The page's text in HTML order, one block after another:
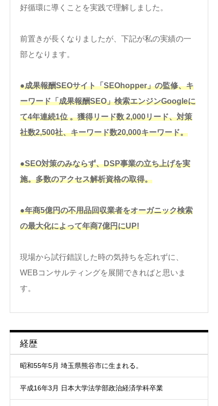
好循環に導くことを実践で理解しました。
前置きが長くなりましたが、下記が私の実績の一
部となります。
●成果報酬SEOサイト「SEOhopper」の監修、キ
ーワード「成果報酬SEO」検索エンジンGoogleに
て4年連続1位 。獲得リード数 2,000リード、対策
社数2,500社、キーワード数20,000キーワード。
●SEO対策のみならず、DSP事業の立ち上げを実
施。多数のアクセス解析資格の取得。
●年商5億円の不用品回収業者をオーガニック検索
の最大化によって年商7億円にUP!
現場から試行錯誤した時の気持ちを忘れずに、
WEBコンサルティングを展開できればと思いま
す。
経歴
昭和55年5月 埼玉県熊谷市に生まれる。
平成16年3月 日本大学法学部政治経済学科卒業